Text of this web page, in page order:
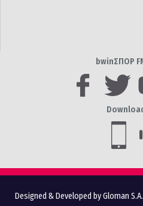
bwinΣΠΟΡ
Designed & Developed by Gloman S.A.